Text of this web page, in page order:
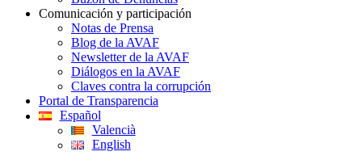
Comunicación y participación
Notas de Prensa
Blog de la AVAF
Newsletter de la AVAF
Diálogos en la AVAF
Claves contra la corrupción
Portal de Transparencia
Español
Valencià
English